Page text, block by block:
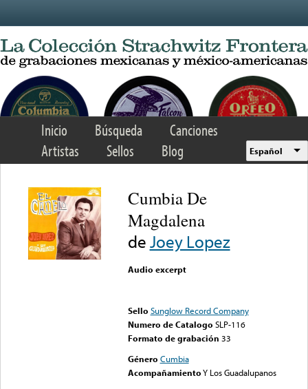
Inicio Búsqueda
Canciones
Artistas
Sellos Blog Español
Cumbia De
Magdalena
deJoey Lopez
Audio excerpt
Sello Sunglow Record Company
Numero de Catalogo SLP-116
Formato de grabación 33
Género Cumbia
AcompañamientoY Los Guadalupanos